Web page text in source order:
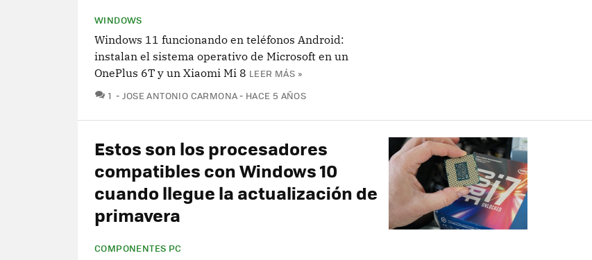
WINDOWS
Windows 11 funcionando en teléfonos Android:
instalan el sistema operativo de Microsoft en un
OnePlus 6T y un Xiaomi Mi 8 LEER MÁS »
1 COMENTARIOS
JOSE ANTONIO CARMONA HACE 5 AÑOS
Estos son los procesadores
compatibles con Windows 10
cuando llegue la actualización de
primavera
COMPONENTES PC